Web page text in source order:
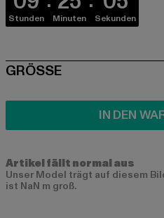
Stunden Minuten Sekunden
SIZE
GRÖSSE
IN DEN
Artikel fällt normal aus
Unser Model trägt auf diesem
ist NaN m groß.